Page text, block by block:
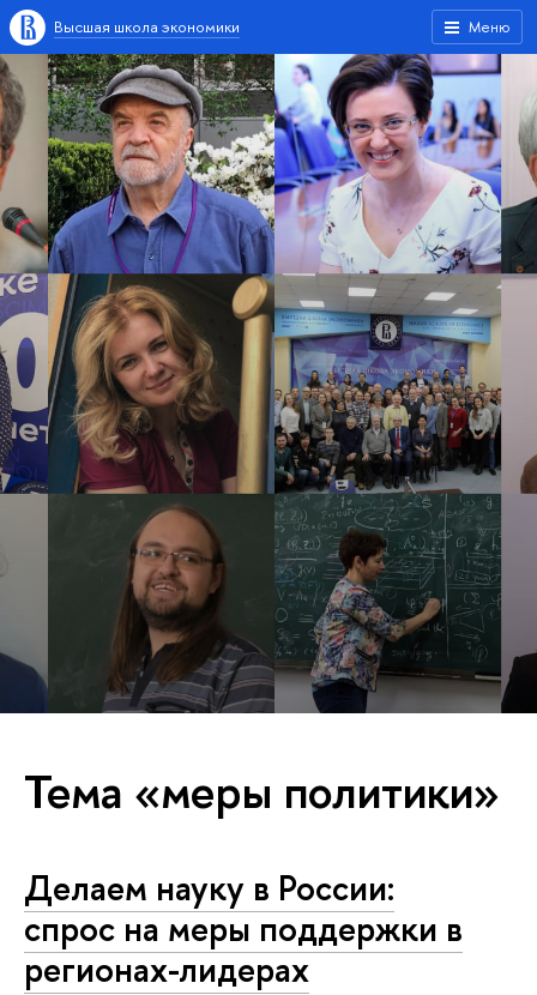
Меню
Высшая школа экономики
Тема «меры политики»
Делаем науку в России:
спрос на меры поддержки в
регионах-лидерах